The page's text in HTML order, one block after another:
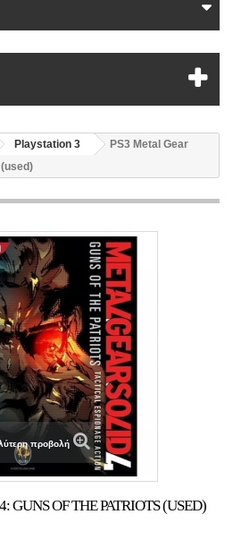
Playstation 3
PS3 Metal Gear
προβολή
GUNS OF THE PATRIOTS (USED)